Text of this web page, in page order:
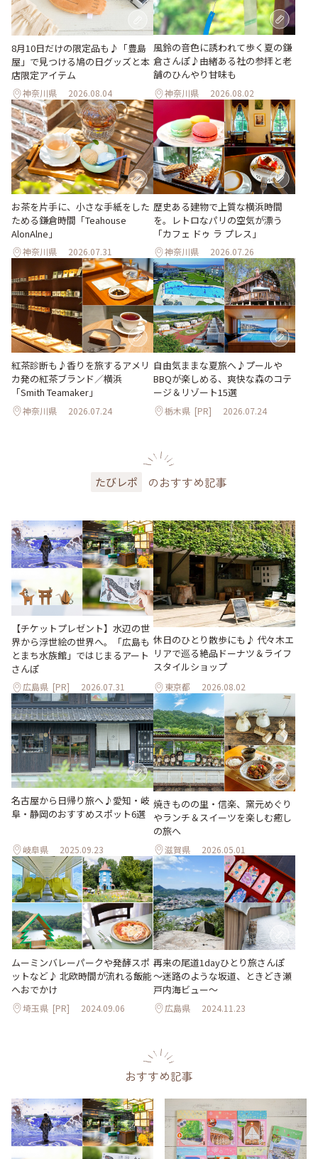
8月10日だけの限定品も♪「豊島
屋」で見つける鳩の日グッズと本
店限定アイテム
神奈川県 2026.08.04
風鈴の音色に誘われて歩く夏の鎌
倉さんぽ♪由緒ある社の参拝と老
舗のひんやり甘味も
神奈川県 2026.08.02
お茶を片手に、小さな手紙をした
ためる鎌倉時間「Teahouse
AlonAlne」
神奈川県 2026.07.31
歴史ある建物で上質な横浜時間
を。レトロなパリの空気が漂う
「カフェ ドゥ ラ プレス」
神奈川県 2026.07.26
紅茶診断も♪香りを旅するアメリ
カ発の紅茶ブランド／横浜
「Smith Teamaker」
神奈川県 2026.07.24
自由気ままな夏旅へ♪プールや
BBQが楽しめる、爽快な森のコテ
ージ＆リゾート15選
栃木県 [PR] 2026.07.24
たびレポ のおすすめ記事
【チケットプレゼント】水辺の世
界から浮世絵の世界へ。「広島も
とまち水族館」ではじまるアート
さんぽ
広島県 [PR] 2026.07.31
休日のひとり散歩にも♪ 代々木エ
リアで巡る絶品ドーナツ＆ライフ
スタイルショップ
東京都 2026.08.02
名古屋から日帰り旅へ♪愛知・岐
阜・静岡のおすすめスポット6選
岐阜県 2025.09.23
焼きものの里・信楽、窯元めぐり
やランチ＆スイーツを楽しむ癒し
の旅へ
滋賀県 2026.05.01
ムーミンバレーパークや発酵スポ
ットなど♪ 北欧時間が流れる飯能
へおでかけ
埼玉県 [PR] 2024.09.06
再来の尾道1dayひとり旅さんぽ
～迷路のような坂道、ときどき瀬
戸内海ビュー～
広島県 2024.11.23
おすすめ記事